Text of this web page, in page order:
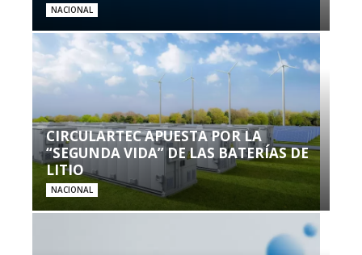
NACIONAL
CIRCULARTEC APUESTA POR LA
“SEGUNDA VIDA” DE LAS BATERÍAS DE
LITIO
NACIONAL